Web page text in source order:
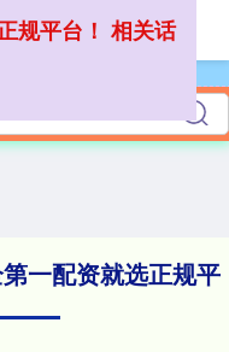
一配资就选正规平
规平台！ 相关话
+1.42%